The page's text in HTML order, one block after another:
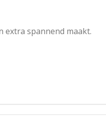
extra spannend maakt.